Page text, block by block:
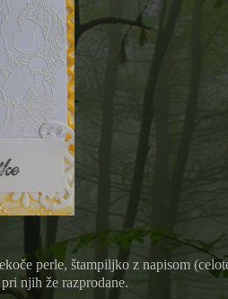
perle, štampiljko z napisom
njih že razprodane.